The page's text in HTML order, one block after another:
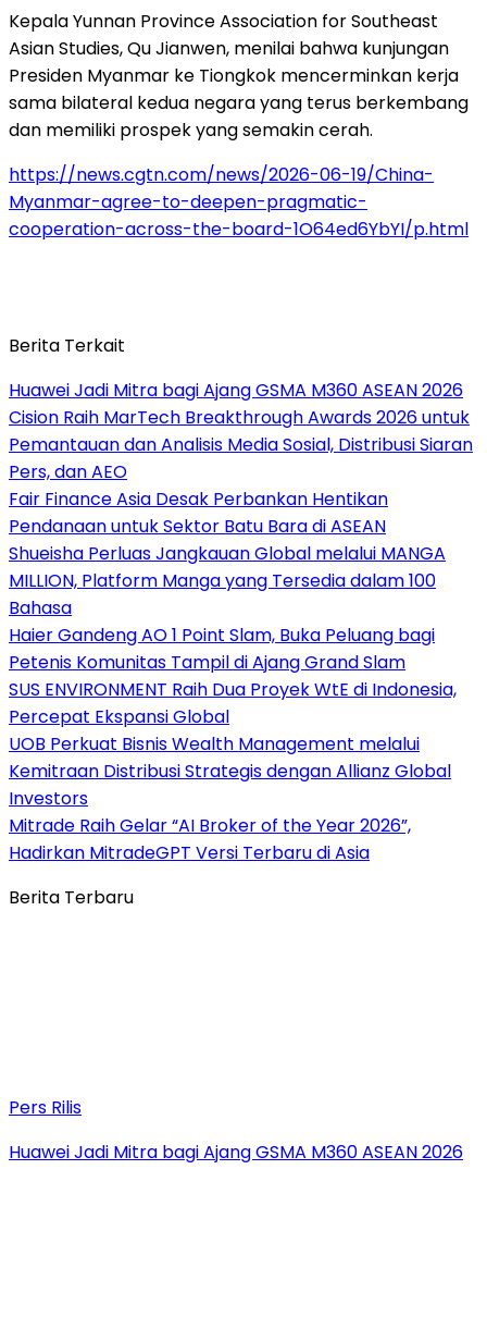
Kepala Yunnan Province Association for Southeast
Asian Studies, Qu Jianwen, menilai bahwa kunjungan
Presiden Myanmar ke Tiongkok mencerminkan kerja
sama bilateral kedua negara yang terus berkembang
dan memiliki prospek yang semakin cerah.
https://news.cgtn.com/news/2026-06-19/China-
Myanmar-agree-to-deepen-pragmatic-
cooperation-across-the-board-1O64ed6YbYI/p.html
Berita Terkait
Huawei Jadi Mitra bagi Ajang GSMA M360 ASEAN 2026
Cision Raih MarTech Breakthrough Awards 2026 untuk
Pemantauan dan Analisis Media Sosial, Distribusi Siaran
Pers, dan AEO
Fair Finance Asia Desak Perbankan Hentikan
Pendanaan untuk Sektor Batu Bara di ASEAN
Shueisha Perluas Jangkauan Global melalui MANGA
MILLION, Platform Manga yang Tersedia dalam 100
Bahasa
Haier Gandeng AO 1 Point Slam, Buka Peluang bagi
Petenis Komunitas Tampil di Ajang Grand Slam
SUS ENVIRONMENT Raih Dua Proyek WtE di Indonesia,
Percepat Ekspansi Global
UOB Perkuat Bisnis Wealth Management melalui
Kemitraan Distribusi Strategis dengan Allianz Global
Investors
Mitrade Raih Gelar “AI Broker of the Year 2026”,
Hadirkan MitradeGPT Versi Terbaru di Asia
Berita Terbaru
Pers Rilis
Huawei Jadi Mitra bagi Ajang GSMA M360 ASEAN 2026